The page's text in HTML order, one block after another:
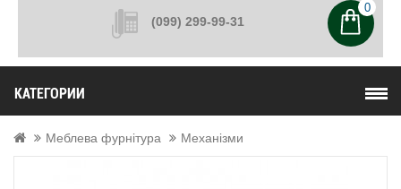
(099) 299-99-31
0
КАТЕГОРИИ
Меблева фурнітура Механізми